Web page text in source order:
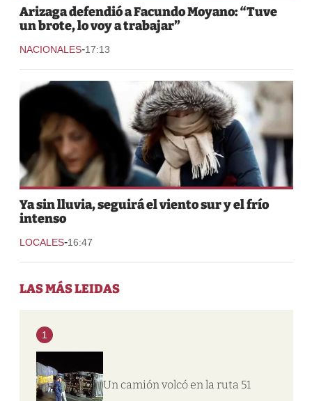
Arizaga defendió a Facundo Moyano: “Tuve
un brote, lo voy a trabajar”
NACIONALES-17:13
Ya sin lluvia, seguirá el viento sur y el frío
intenso
LOCALES-16:47
LAS MÁS LEIDAS
1
Un camión volcó en la ruta 51